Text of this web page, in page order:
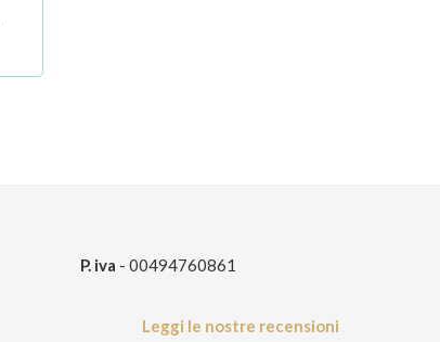
P. iva - 00494760861
Leggi le nostre recensioni